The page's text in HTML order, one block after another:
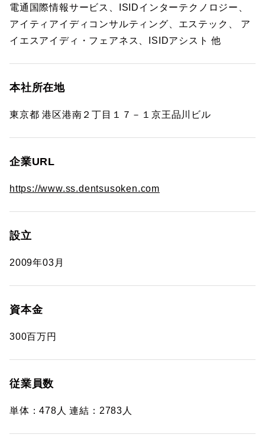
電通国際情報サービス、ISIDインターテクノロジー、
アイティアイディコンサルティング、エステック、 ア
イエスアイディ・フェアネス、ISIDアシスト 他
本社所在地
東京都 港区港南２丁目１７－１京王品川ビル
企業URL
https://www.ss.dentsusoken.com
設立
2009年03月
資本金
300百万円
従業員数
単体：478人 連結：2783人